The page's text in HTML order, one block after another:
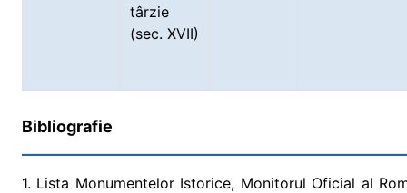
târzie
(sec. XVII)
Bibliografie
1. Lista Monumentelor Istorice, Monitorul Oficial al